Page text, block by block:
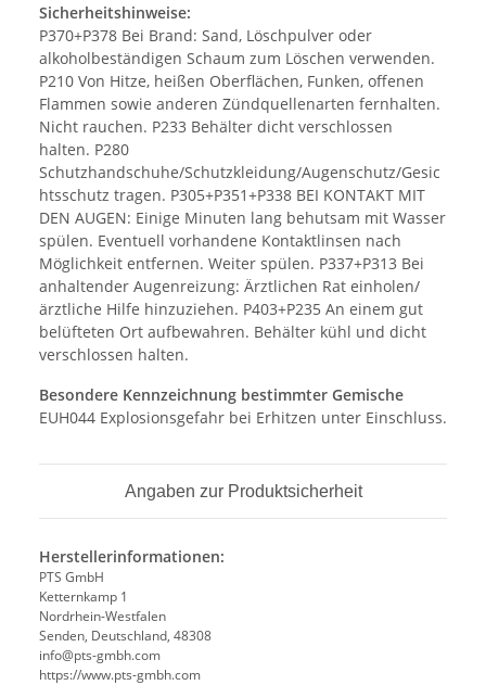
Sicherheitshinweise:
P370+P378 Bei Brand: Sand, Löschpulver oder
alkoholbeständigen Schaum zum Löschen verwenden.
P210 Von Hitze, heißen Oberflächen, Funken, offenen
Flammen sowie anderen Zündquellenarten fernhalten.
Nicht rauchen. P233 Behälter dicht verschlossen
halten. P280
Schutzhandschuhe/Schutzkleidung/Augenschutz/Gesic
htsschutz tragen. P305+P351+P338 BEI KONTAKT MIT
DEN AUGEN: Einige Minuten lang behutsam mit Wasser
spülen. Eventuell vorhandene Kontaktlinsen nach
Möglichkeit entfernen. Weiter spülen. P337+P313 Bei
anhaltender Augenreizung: Ärztlichen Rat einholen/
ärztliche Hilfe hinzuziehen. P403+P235 An einem gut
belüfteten Ort aufbewahren. Behälter kühl und dicht
verschlossen halten.
Besondere Kennzeichnung bestimmter Gemische
EUH044 Explosionsgefahr bei Erhitzen unter Einschluss.
Angaben zur Produktsicherheit
Herstellerinformationen:
PTS GmbH
Ketternkamp 1
Nordrhein-Westfalen
Senden, Deutschland, 48308
info@pts-gmbh.com
https://www.pts-gmbh.com